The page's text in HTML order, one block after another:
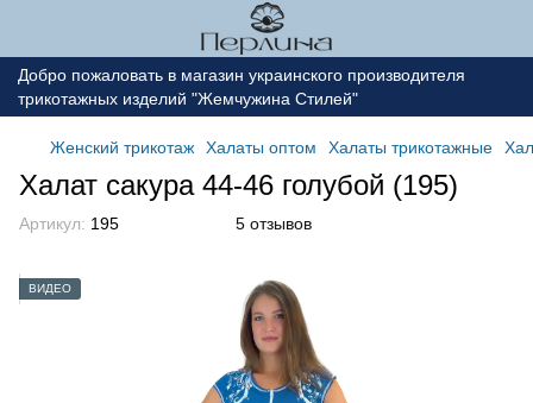
Добро пожаловать в магазин украинского производителя
трикотажных изделий "Жемчужина Стилей"
Женский трикотаж Халаты оптом Халаты трикотажные
Халат сакура 44-46 голубой (195)
Артикул: 195 5 отзывов
ВИДЕО